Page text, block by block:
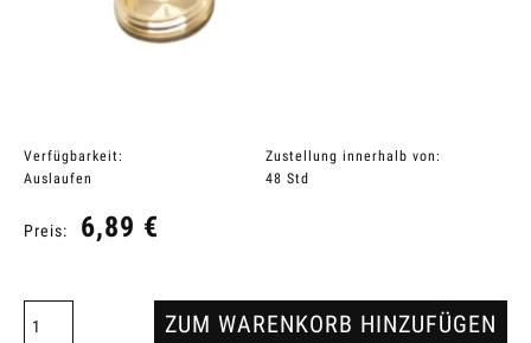
Verfügbarkeit:
Auslaufen
Zustellung innerhalb von:
48 Std
Preis: 6,89 €
ZUM WARENKORB HINZUFÜGEN